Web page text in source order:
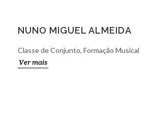
NUNO MIGUEL ALMEIDA
Classe de Conjunto, Formação Musical
Ver mais